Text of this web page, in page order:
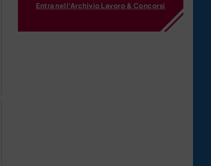
Entra nell'Archivio Lavoro & Concorsi